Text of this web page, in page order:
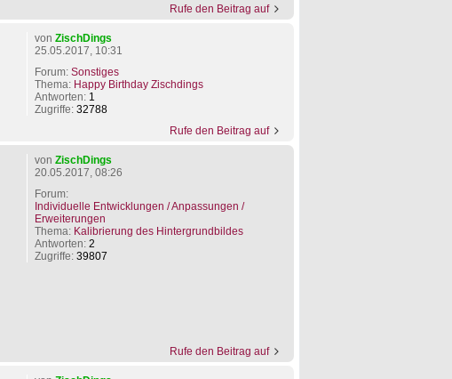
Rufe den Beitrag auf
von ZischDings
25.05.2017, 10:31
Forum: Sonstiges
Thema: Happy Birthday Zischdings
Antworten: 1
Zugriffe: 32788
Rufe den Beitrag auf
von ZischDings
20.05.2017, 08:26
Forum:
Individuelle Entwicklungen / Anpassungen /
Erweiterungen
Thema: Kalibrierung des Hintergrundbildes
Antworten: 2
Zugriffe: 39807
Rufe den Beitrag auf